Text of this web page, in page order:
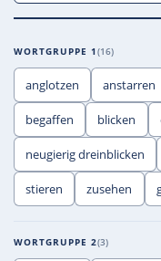
WORTGRUPPE 1 16
anglotzen anstarren
begaffen blicken
neugierig dreinblicken
stieren zusehen
WORTGRUPPE 2 3